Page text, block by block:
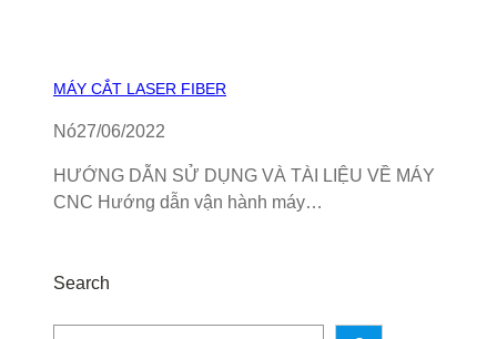
MÁY CẮT LASER FIBER
Nó27/06/2022
HƯỚNG DẪN SỬ DỤNG VÀ TÀI LIỆU VỀ MÁY
CNC Hướng dẫn vận hành máy…
Search